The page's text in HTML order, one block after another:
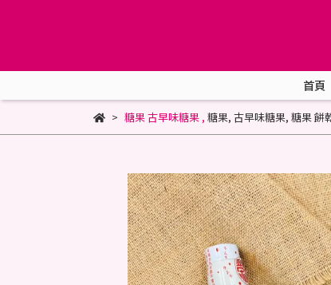
首頁
糖果 古早味糖果, 糖果, 古早味糖果, 糖果 餅